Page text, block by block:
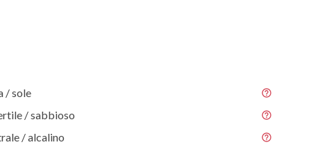
/ sole
/ sabbioso
/ alcalino